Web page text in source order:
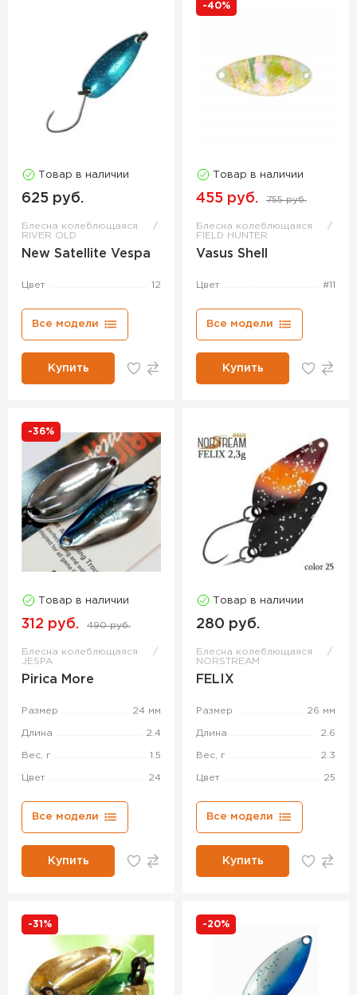
Товар в наличии
625 руб.
Блесна колеблющаяся
RIVER OLD
New Satellite Vespa
Цвет 12
Все модели
Купить
-40%
Товар в наличии
455 руб. 755 руб.
Блесна колеблющаяся
FIELD HUNTER
Vasus Shell
Цвет #11
Все модели
Купить
-36%
Товар в наличии
312 руб. 490 руб.
Блесна колеблющаяся
JESPA
Pirica More
Размер 24 мм
Длина 2.4
Вес, г 1.5
Цвет 24
Все модели
Купить
Товар в наличии
280 руб.
Блесна колеблющаяся
NORSTREAM
FELIX
Размер 26 мм
Длина 2.6
Вес, г 2.3
Цвет 25
Все модели
Купить
-31% -20%